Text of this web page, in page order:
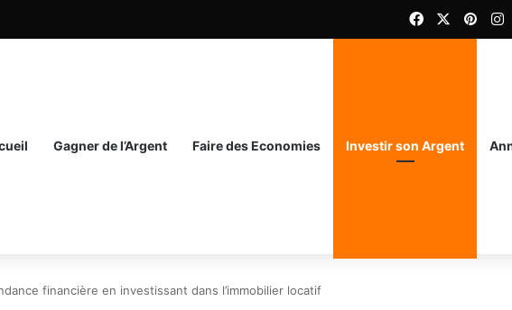
Facebook
Gagner de l’Argent Faire des Economies Investir son Argent
financière en investissant dans l’immobilier locatif